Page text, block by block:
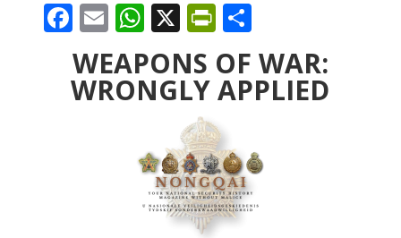
F
ac
e
b
E
m
ai
l
W
h
at
s
p
p
X Pr
in
tF
ri
e
n
dl
y
S
h
ar
e
WEAPONS OF WAR:
WRONGLY APPLIED